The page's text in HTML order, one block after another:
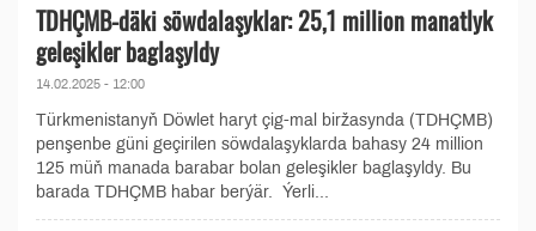
TDHÇMB-däki söwdalaşyklar: 25,1 million manatlyk
geleşikler baglaşyldy
14.02.2025 - 12:00
Türkmenistanyň Döwlet haryt çig-mal biržasynda (TDHÇMB)
penşenbe güni geçirilen söwdalaşyklarda bahasy 24 million
125 müň manada barabar bolan geleşikler baglaşyldy. Bu
barada TDHÇMB habar berýär. Ýerli...